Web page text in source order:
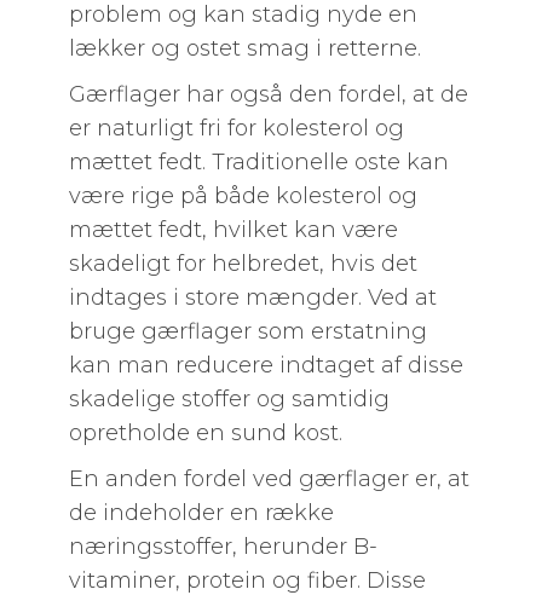
problem og kan stadig nyde en
lækker og ostet smag i retterne.
Gærflager har også den fordel, at de
er naturligt fri for kolesterol og
mættet fedt. Traditionelle oste kan
være rige på både kolesterol og
mættet fedt, hvilket kan være
skadeligt for helbredet, hvis det
indtages i store mængder. Ved at
bruge gærflager som erstatning
kan man reducere indtaget af disse
skadelige stoffer og samtidig
opretholde en sund kost.
En anden fordel ved gærflager er, at
de indeholder en række
næringsstoffer, herunder B-
vitaminer, protein og fiber. Disse